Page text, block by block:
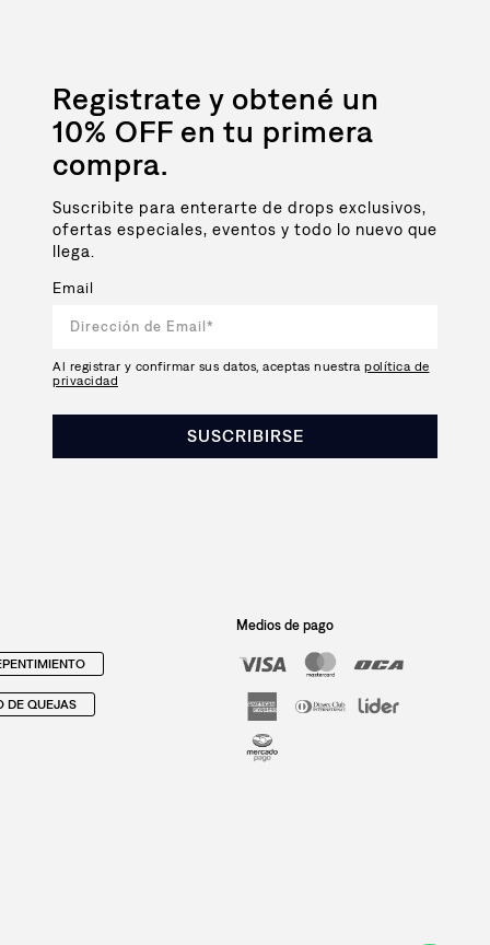
Registrate y obtené un
10% OFF en tu primera
compra.
Suscribite para enterarte de drops exclusivos,
ofertas especiales, eventos y todo lo nuevo que
llega.
Email
Al registrar y confirmar sus datos, aceptas nuestra política de
privacidad
SUSCRIBIRSE
DE QUEJAS
Medios de pago